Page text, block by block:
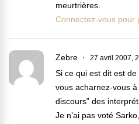
meurtrières.
Connectez-vous pour
Zebre 27 avril 2007,
Si ce qui est dit est
vous acharnez-vous
discours” des
Je n’ai pas voté